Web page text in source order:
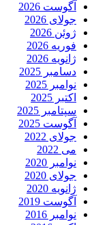
آگوست 2026
جولای 2026
ژوئن 2026
فوریه 2026
ژانویه 2026
دسامبر 2025
نوامبر 2025
اکتبر 2025
سپتامبر 2025
آگوست 2025
جولای 2022
می 2022
نوامبر 2020
جولای 2020
ژانویه 2020
آگوست 2019
نوامبر 2016